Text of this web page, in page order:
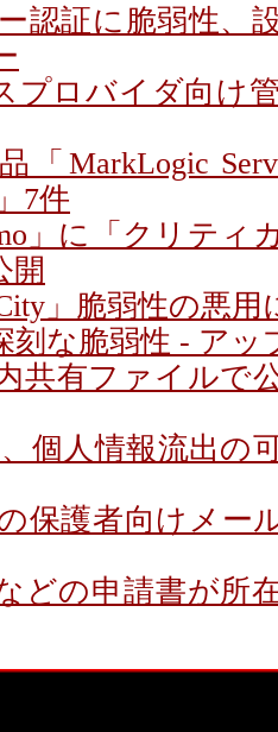
認証に脆弱性、
プロバイダ向け
「MarkLogic
7件
」に「クリティ
開
」脆弱性の悪用
刻な脆弱性 - ア
共有ファイルで
個人情報流出の
保護者向けメー
どの申請書が所